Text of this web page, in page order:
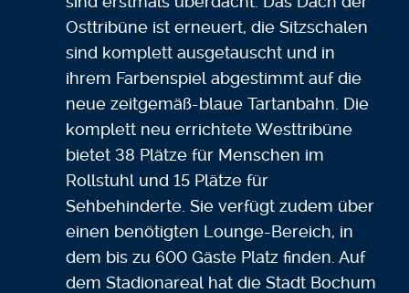
Osttribüne ist erneuert, die Sitzschalen
sind komplett ausgetauscht und in
ihrem Farbenspiel abgestimmt auf die
neue zeitgemäß-blaue Tartanbahn. Die
komplett neu errichtete Westtribüne
bietet 38 Plätze für Menschen im
Rollstuhl und 15 Plätze für
Sehbehinderte. Sie verfügt zudem über
einen benötigten Lounge-Bereich, in
dem bis zu 600 Gäste Platz finden. Auf
dem Stadionareal hat die Stadt Bochum